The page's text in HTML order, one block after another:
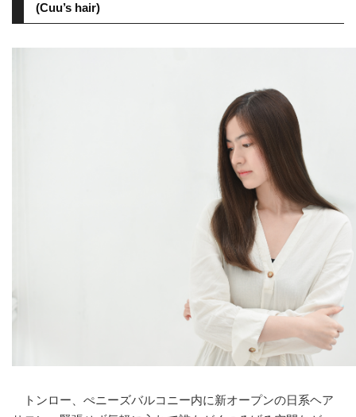
(Cuu’s hair)
トンロー、ぺニーズバルコニー内に新オープンの日系ヘア